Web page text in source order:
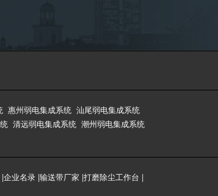
惠州弱电集成系统 汕尾弱电集成系统
清远弱电集成系统 潮州弱电集成系统
|企业名录 |输送带厂家 |打磨除尘工作台 |